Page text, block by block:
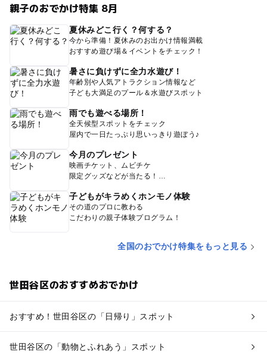
親子のおでかけ特集 8月
夏休みどこ行く？何する？
今から準備！夏休みのお出かけ情報満載
おすすめ遊び場＆イベントをチェック！
暑さに負けずに全力水遊び！
年齢別や人気アトラクション情報など
子ども大満足のプール＆水遊びスポット
雨でも遊べる場所！
全天候型スポットをチェック
屋内で一日たっぷり思いっきり遊ぼう♪
今月のプレゼント
映画チケット、ムビチケ
限定グッズなどが当たる！
子どもがキラめくホンモノ体験
その道のプロに教わる
こだわりの親子体験プログラム！
全国のおでかけ特集をもっと見る
世田谷区のおすすめおでかけ
おすすめ！世田谷区の「日帰り」スポット
世田谷区の「動物とふれあう」スポット